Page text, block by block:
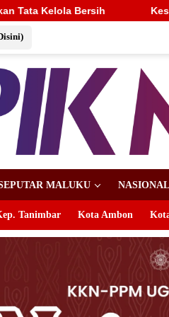
Maluku Tengah Permudah Izin
MALUKU NASIONAL
Tanimbar Kota Ambon